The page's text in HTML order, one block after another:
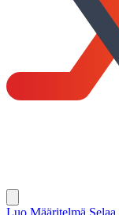
Luo Määritelmä Selaa